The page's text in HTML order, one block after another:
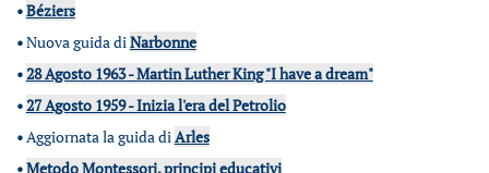
•Béziers
•Nuova guida diNarbonne
•28 Agosto 1963 - Martin Luther King "I have a dream"
•27 Agosto 1959 - Inizia l'era del Petrolio
•Aggiornata la guida diArles
•Metodo Montessori, principi educativi